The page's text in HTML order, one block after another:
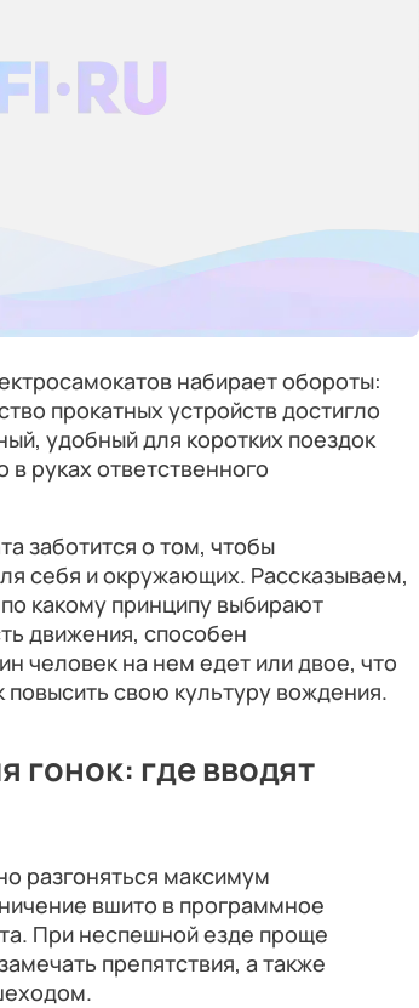
набирает обороты:
прокатных устройств достигло
удобный для коротких поездок
руках ответственного
заботится о том, чтобы
себя и окружающих. Рассказываем,
какому принципу выбирают
движения, способен
человек на нем едет или двое, что
повысить свою культуру вождения.
гонок: где вводят
разгоняться максимум
вшито в программное
При неспешной езде проще
препятствия, а также